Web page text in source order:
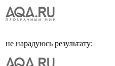
не нарадуюсь результату: